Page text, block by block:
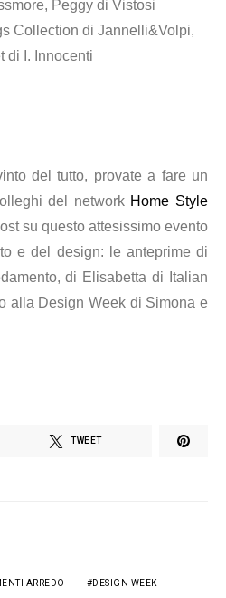
Peggy di Vistosi
Collection di Jannelli&Volpi,
di I. Innocenti
del tutto, provate a fare un
del network Home Style
su questo attesissimo evento
e del design: le anteprime di
di Elisabetta di Italian
alla Design Week di Simona e
TWEET
ARREDO DESIGN WEEK